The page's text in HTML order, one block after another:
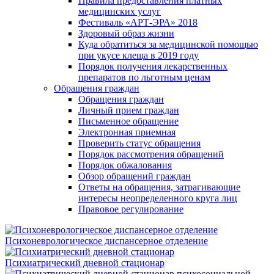
медицинских услуг
Фестиваль «АРТ-ЭРА» 2018
Здоровый образ жизни
Куда обратиться за медицинской помощью
при укусе клеща в 2019 году
Порядок получения лекарственных
препаратов по льготным ценам
Обращения граждан
Обращения граждан
Личный прием граждан
Письменное обращение
Электронная приемная
Проверить статус обращения
Порядок рассмотрения обращений
Порядок обжалования
Обзор обращений граждан
Ответы на обращения, затрагивающие
интересы неопределенного круга лиц
Правовое регулирование
Психоневрологическое диспансерное отделение
Психиатрический дневной стационар